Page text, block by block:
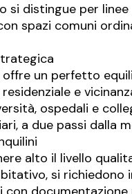
si distingue per
spazi comuni
offre un perfetto
e
ospedali e
a due passi dalla
alto il livello
si richiedono